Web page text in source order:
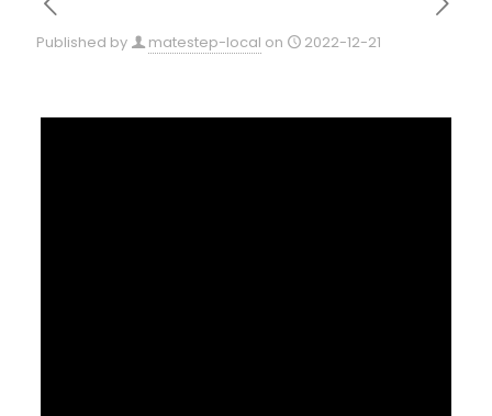
Published by matestep-local on 2022-12-21